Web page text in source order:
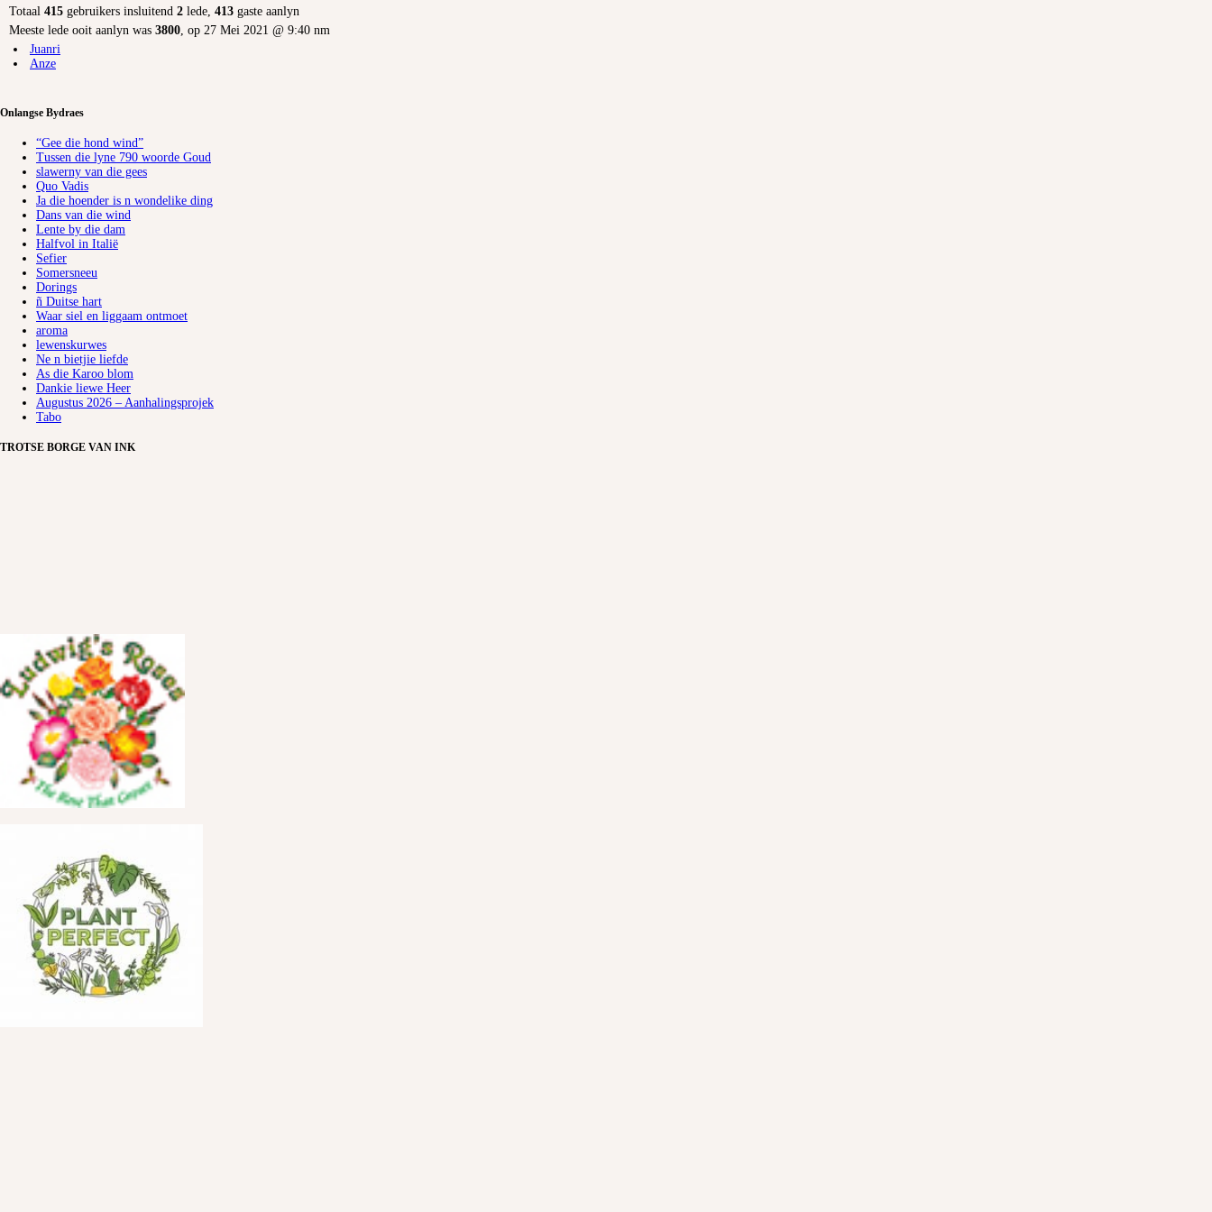
Totaal 415 gebruikers insluitend 2 lede, 413 gaste aanlyn
Meeste lede ooit aanlyn was 3800, op 27 Mei 2021 @ 9:40 nm
Juanri
Anze
Onlangse Bydraes
“Gee die hond wind”
Tussen die lyne 790 woorde Goud
slawerny van die gees
Quo Vadis
Ja die hoender is n wondelike ding
Dans van die wind
Lente by die dam
Halfvol in Italië
Sefier
Somersneeu
Dorings
ñ Duitse hart
Waar siel en liggaam ontmoet
aroma
lewenskurwes
Ne n bietjie liefde
As die Karoo blom
Dankie liewe Heer
Augustus 2026 – Aanhalingsprojek
Tabo
TROTSE BORGE VAN INK